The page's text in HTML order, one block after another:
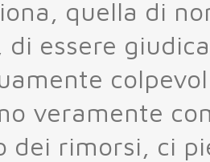
quella di
di essere
veramente
dei rimorsi, ci